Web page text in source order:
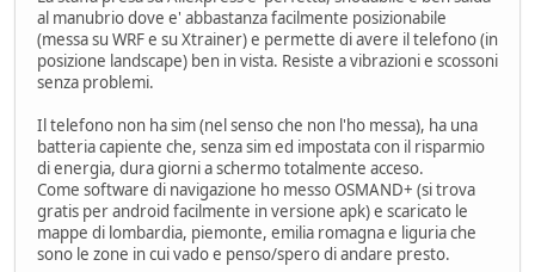
al manubrio dove e' abbastanza facilmente posizionabile
(messa su WRF e su Xtrainer) e permette di avere il telefono (in
posizione landscape) ben in vista. Resiste a vibrazioni e scossoni
senza problemi.
Il telefono non ha sim (nel senso che non l'ho messa), ha una
batteria capiente che, senza sim ed impostata con il risparmio
di energia, dura giorni a schermo totalmente acceso.
Come software di navigazione ho messo OSMAND+ (si trova
gratis per android facilmente in versione apk) e scaricato le
mappe di lombardia, piemonte, emilia romagna e liguria che
sono le zone in cui vado e penso/spero di andare presto.